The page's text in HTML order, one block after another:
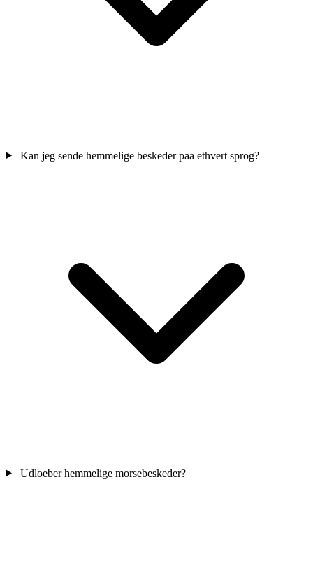
Kan jeg sende hemmelige beskeder paa ethvert sprog?
Udloeber hemmelige morsebeskeder?